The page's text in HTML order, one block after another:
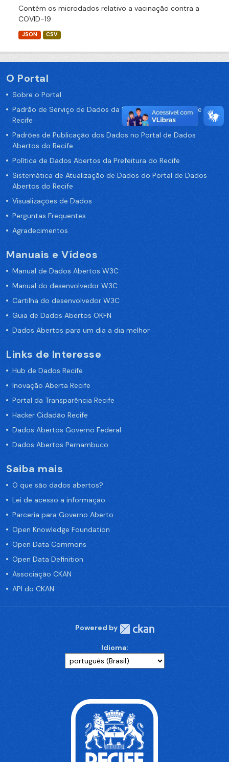
Contém os microdados relativo a vacinação contra a
COVID-19
JSON CSV
O Portal
Sobre o Portal
Padrão de Serviço de Dados da Prefeitura da Cidade de
Recife
Padrões de Publicação dos Dados no Portal de Dados
Abertos do Recife
Política de Dados Abertos da Prefeitura do Recife
Sistemática de Atualização de Dados do Portal de Dados
Abertos do Recife
Visualizações de Dados
Perguntas Frequentes
Agradecimentos
Manuais e Vídeos
Manual de Dados Abertos W3C
Manual do desenvolvedor W3C
Cartilha do desenvolvedor W3C
Guia de Dados Abertos OKFN
Dados Abertos para um dia a dia melhor
Links de Interesse
Hub de Dados Recife
Inovação Aberta Recife
Portal da Transparência Recife
Hacker Cidadão Recife
Dados Abertos Governo Federal
Dados Abertos Pernambuco
Saiba mais
O que são dados abertos?
Lei de acesso a informação
Parceria para Governo Aberto
Open Knowledge Foundation
Open Data Commons
Open Data Definition
Associação CKAN
API do CKAN
Powered by
Idioma